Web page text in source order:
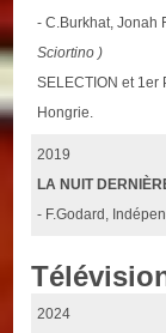
- C.Burkhat, Jonah
Sciortino )
SELECTION et 1er
Hongrie.
2019
LA NUIT
- F.Godard,
2024